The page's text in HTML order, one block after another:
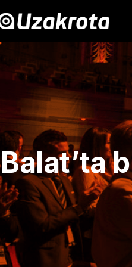
Balat’ta